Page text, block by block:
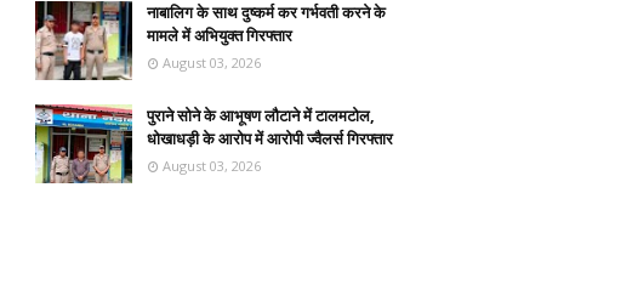
नाबालिग के साथ दुष्कर्म कर गर्भवती करने के
मामले में अभियुक्त गिरफ्तार
August 03, 2026
पुराने सोने के आभूषण लौटाने में टालमटोल,
धोखाधड़ी के आरोप में आरोपी ज्वैलर्स गिरफ्तार
August 03, 2026